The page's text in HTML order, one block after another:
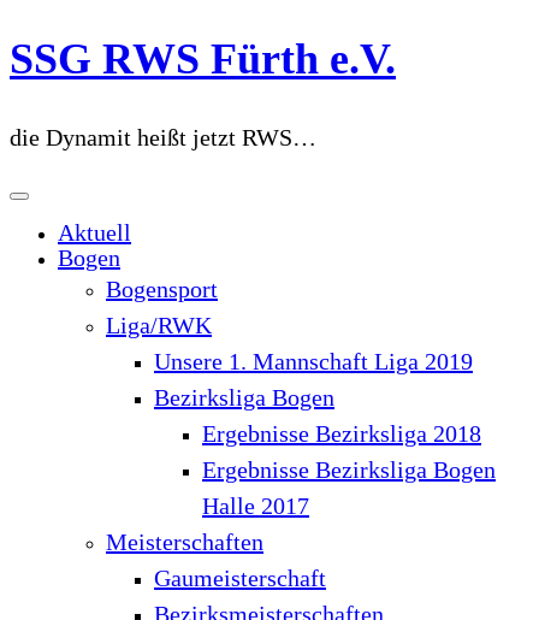
Zum
Inhalt
SSG RWS Fürth e.V.
die Dynamit heißt jetzt RWS…
Aktuell
Bogen
Bogensport
Liga/RWK
Unsere 1. Mannschaft Liga 2019
Bezirksliga Bogen
Ergebnisse Bezirksliga 2018
Ergebnisse Bezirksliga Bogen
Halle 2017
Meisterschaften
Gaumeisterschaft
Bezirksmeisterschaften